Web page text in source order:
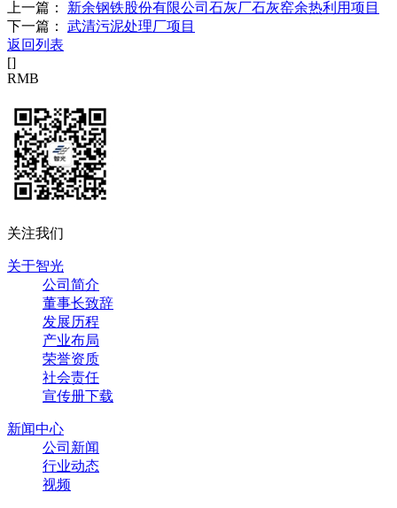
上一篇： 新余钢铁股份有限公司石灰厂石灰窑余热利用项目
下一篇： 武清污泥处理厂项目
返回列表
[]
RMB
关注我们
关于智光
公司简介
董事长致辞
发展历程
产业布局
荣誉资质
社会责任
宣传册下载
新闻中心
公司新闻
行业动态
视频